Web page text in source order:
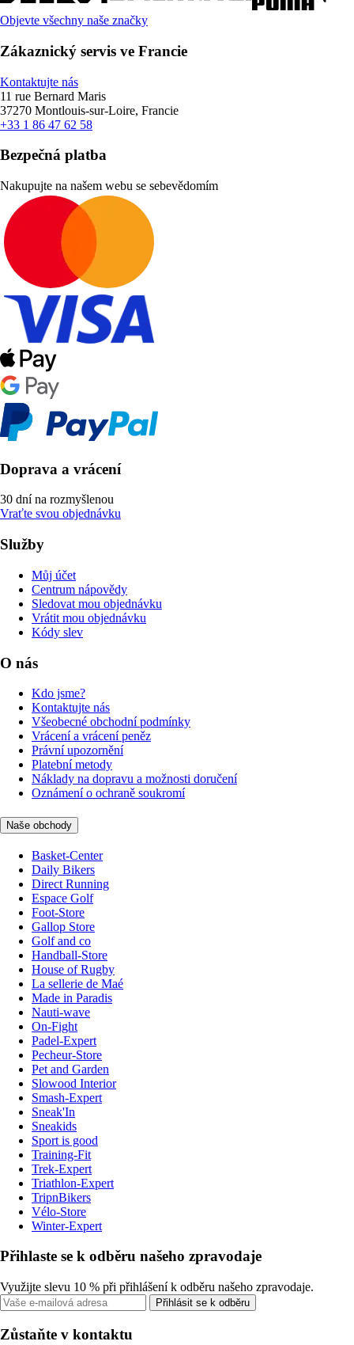
Objevte všechny naše značky
Zákaznický servis ve Francie
Kontaktujte nás
11 rue Bernard Maris
37270 Montlouis-sur-Loire, Francie
+33 1 86 47 62 58
Bezpečná platba
Nakupujte na našem webu se sebevědomím
Doprava a vrácení
30 dní na rozmyšlenou
Vraťte svou objednávku
Služby
Můj účet
Centrum nápovědy
Sledovat mou objednávku
Vrátit mou objednávku
Kódy slev
O nás
Kdo jsme?
Kontaktujte nás
Všeobecné obchodní podmínky
Vrácení a vrácení peněz
Právní upozornění
Platební metody
Náklady na dopravu a možnosti doručení
Oznámení o ochraně soukromí
Naše obchody
Basket-Center
Daily Bikers
Direct Running
Espace Golf
Foot-Store
Gallop Store
Golf and co
Handball-Store
House of Rugby
La sellerie de Maé
Made in Paradis
Nauti-wave
On-Fight
Padel-Expert
Pecheur-Store
Pet and Garden
Slowood Interior
Smash-Expert
Sneak'In
Sneakids
Sport is good
Training-Fit
Trek-Expert
Triathlon-Expert
TripnBikers
Vélo-Store
Winter-Expert
Přihlaste se k odběru našeho zpravodaje
Využijte slevu 10 % při přihlášení k odběru našeho zpravodaje.
Přihlásit se k odběru
Zůstaňte v kontaktu